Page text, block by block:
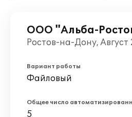
ООО "Альба-
Ростов-на-Дону, Август
Вариант работы
Файловый
Общее число
5